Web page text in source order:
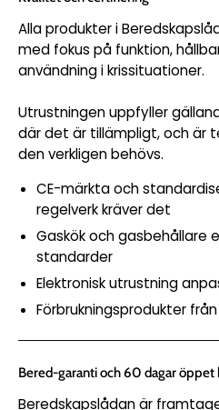
Alla produkter i
med fokus på funktion,
användning i krissituationer.
Utrustningen uppfyller
där det är tillämpligt, och är
den verkligen behövs.
CE-märkta och
regelverk kräver det
Gaskök och gasbehållare
standarder
Elektronisk utrustning
Förbrukningsprodukter
Bered-garanti och 60 dagar öppet
Beredskapslådan är